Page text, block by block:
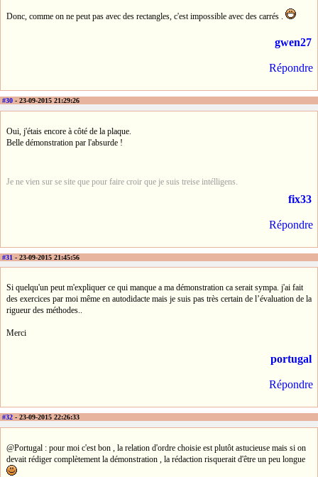
Donc, comme on ne peut pas avec des rectangles, c'est impossible avec des carrés .
gwen27
Répondre
#30 - 23-09-2015 21:29:26
Oui, j'étais encore à côté de la plaque.
Belle démonstration par l'absurde !
Je ne vien sur se site que pour faire croir que je suis treise intélligens.
fix33
Répondre
#31 - 23-09-2015 21:45:56
Si quelqu'un peut m'expliquer ce qui manque a ma démonstration ca serait sympa. j'ai fait
des exercices par moi même en autodidacte mais je suis pas très certain de l’évaluation de la
rigueur des méthodes..
Merci
portugal
Répondre
#32 - 23-09-2015 22:26:33
@Portugal : pour moi c'est bon , la relation d'ordre choisie est plutôt astucieuse mais si on
devait rédiger complètement la démonstration , la rédaction risquerait d'être un peu longue